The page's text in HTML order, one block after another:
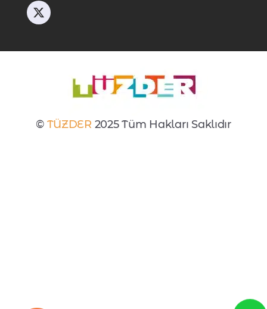
© TÜZDER 2025 Tüm Hakları Saklıdır